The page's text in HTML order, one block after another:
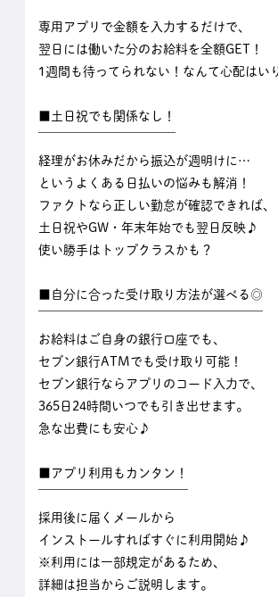
専用アプリで金額を入力するだけで、
翌日には働いた分のお給料を全額GET！
1週間も待ってられない！なんて心配はい
■土日祝でも関係なし！
経理がお休みだから振込が週明けに…
というよくある日払いの悩みも解消！
ファクトなら正しい勤怠が確認できれば、
土日祝やGW・年末年始でも翌日反映♪
使い勝手はトップクラスかも？
■自分に合った受け取り方法が選べる◎
お給料はご自身の銀行口座でも、
セブン銀行ATMでも受け取り可能！
セブン銀行ならアプリのコード入力で、
365日24時間いつでも引き出せます。
急な出費にも安心♪
■アプリ利用もカンタン！
採用後に届くメールから
インストールすればすぐに利用開始♪
※利用には一部規定があるため、
詳細は担当からご説明します。